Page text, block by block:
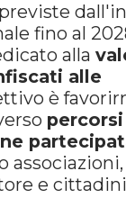
fino al
alla
alle
è
e